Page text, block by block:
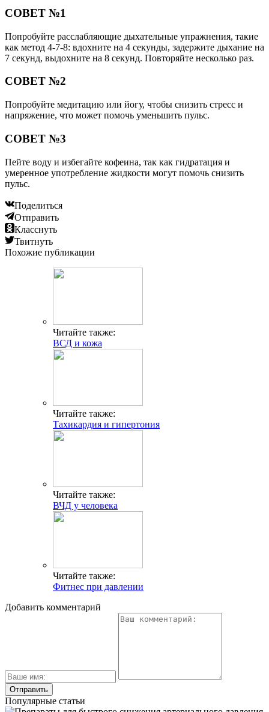
СОВЕТ №1
Попробуйте расслабляющие дыхательные упражнения, такие
как метод 4-7-8: вдохните на 4 секунды, задержите дыхание на
7 секунд, выдохните на 8 секунд. Повторяйте несколько раз.
СОВЕТ №2
Попробуйте медитацию или йогу, чтобы снизить стресс и
напряжение, что может помочь уменьшить пульс.
СОВЕТ №3
Пейте воду и избегайте кофеина, так как гидратация и
умеренное употребление жидкости могут помочь снизить
пульс.
Поделиться
Отправить
Класснуть
Твитнуть
Похожие публикации
Читайте также:
ВСД и кожа
Читайте также:
Тахикардия и гипертония
Читайте также:
ВЧД у человека
Читайте также:
Фитнес при давлении
Добавить комментарий
Популярные статьи